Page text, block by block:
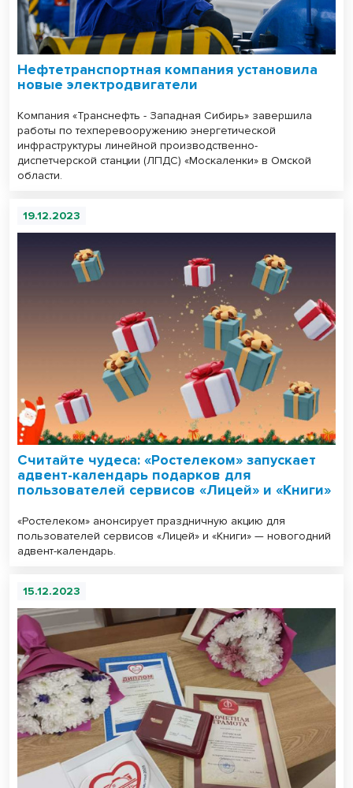
Нефтетранспортная компания установила
новые электродвигатели
Компания «Транснефть - Западная Сибирь» завершила
работы по техперевооружению энергетической
инфраструктуры линейной производственно-
диспетчерской станции (ЛПДС) «Москаленки» в Омской
области.
19.12.2023
Считайте чудеса: «Ростелеком» запускает
адвент-календарь подарков для
пользователей сервисов «Лицей» и «Книги»
«Ростелеком» анонсирует праздничную акцию для
пользователей сервисов «Лицей» и «Книги» — новогодний
адвент-календарь.
15.12.2023